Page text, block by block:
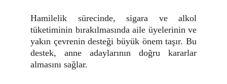
Hamilelik sürecinde, sigara ve alkol
tüketiminin bırakılmasında aile üyelerinin ve
yakın çevrenin desteği büyük önem taşır. Bu
destek, anne adaylarının doğru kararlar
almasını sağlar.